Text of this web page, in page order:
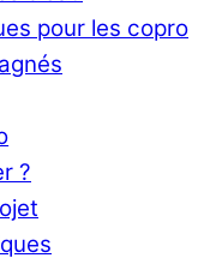
pour les copro
?